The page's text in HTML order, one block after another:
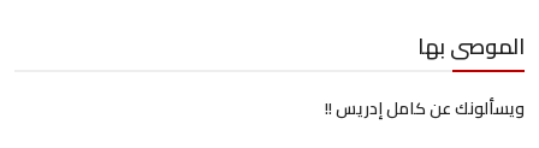
الموصى بها
ويسألونك عن كامل إدريس !!